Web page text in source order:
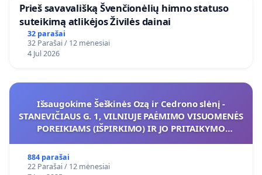
​Prieš savavališką Švenčionėlių himno statuso
suteikimą atlikėjos Živilės dainai
32 parašai
32 Parašai / 12 mėnesiai
4 Jul 2026
Išsaugokime Šeškinės Ozą ir Cedrono slėnį -
STANEVIČIAUS G. 1, VILNIUJE PAĖMIMO VISUOMENĖS
POREIKIAMS (IŠPIRKIMO) IR JO PRITAIKYMO
884 parašai
22 Parašai / 12 mėnesiai